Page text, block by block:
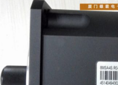
联系我们